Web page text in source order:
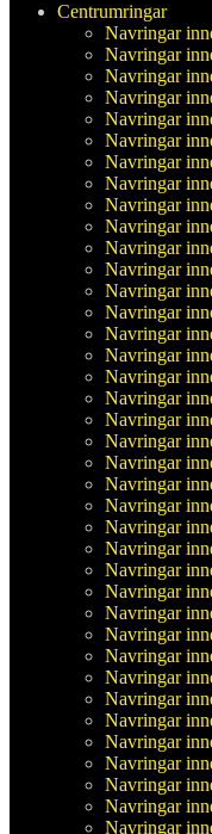
Centrumringar
Navringar
Navringar
Navringar
Navringar
Navringar
Navringar
Navringar
Navringar
Navringar
Navringar
Navringar
Navringar
Navringar
Navringar
Navringar
Navringar
Navringar
Navringar
Navringar
Navringar
Navringar
Navringar
Navringar
Navringar
Navringar
Navringar
Navringar
Navringar
Navringar
Navringar
Navringar
Navringar
Navringar
Navringar
Navringar
Navringar
Navringar
Navringar